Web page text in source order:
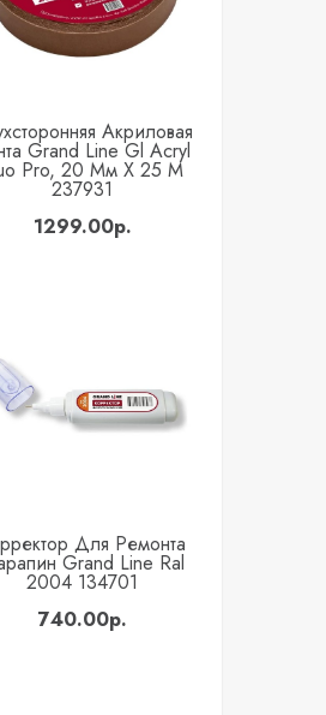
КупитьАкриловая
Grand Line Gl Acryl
Pro, 20 Мм Х 25 М
237931
1299.00р.
Купить
Для Ремонта
Grand Line Ral
2004 134701
740.00р.